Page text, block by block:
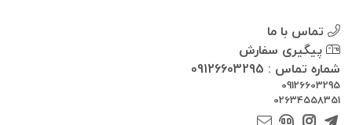
تماس با ما
پیگیری سفارش
شماره تماس : 09126603295
09126603295
02634558351